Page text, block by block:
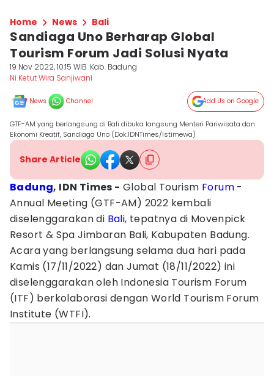
Home News Bali
Sandiaga Uno Berharap Global
Tourism Forum Jadi Solusi Nyata
19 Nov 2022, 10:15 WIB Kab. Badung
Ni Ketut Wira Sanjiwani
News Channel Add Us on Google
GTF-AM yang berlangsung di Bali dibuka langsung Menteri Pariwisata dan
Ekonomi Kreatif, Sandiaga Uno (Dok.IDNTimes/Istimewa)
Share Article
Badung, IDN Times - Global Tourism Forum -
Annual Meeting (GTF-AM) 2022 kembali
diselenggarakan di Bali, tepatnya di Movenpick
Resort & Spa Jimbaran Bali, Kabupaten Badung.
Acara yang berlangsung selama dua hari pada
Kamis (17/11/2022) dan Jumat (18/11/2022) ini
diselenggarakan oleh Indonesia Tourism Forum
(ITF) berkolaborasi dengan World Tourism Forum
Institute (WTFI).